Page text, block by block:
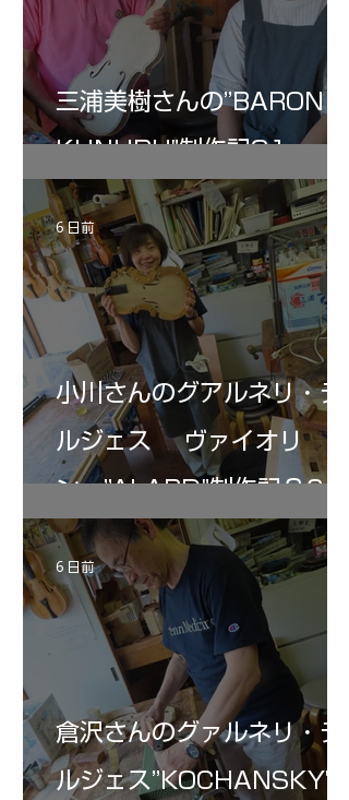
三浦美樹さんの”BARON・
KUNUPU"制作記31
小川さんのグアルネリ・デ
ルジェス ヴァイオリ
ン ”ALARD"制作記３6
6 日前
倉沢さんのグァルネリ・デ
ルジェス”KOCHANSKY"制
6 日前